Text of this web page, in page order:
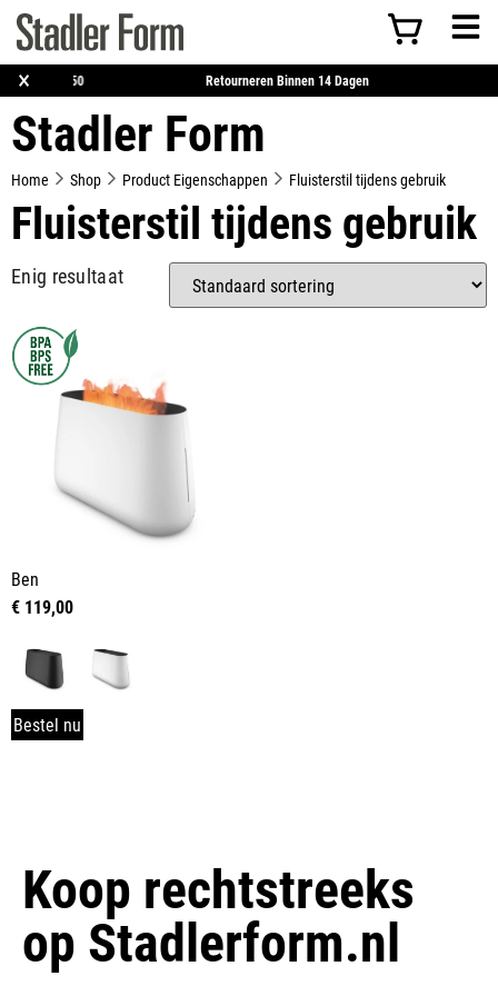
×Verzending Vanaf €50 Retourneren Binnen 14 Dagen
Stadler Form
Home Shop Product Eigenschappen Fluisterstil tijdens gebruik
Fluisterstil tijdens gebruik
Enig resultaat
Ben
€ 119,00
Bestel nu
Koop rechtstreeks
op Stadlerform.nl